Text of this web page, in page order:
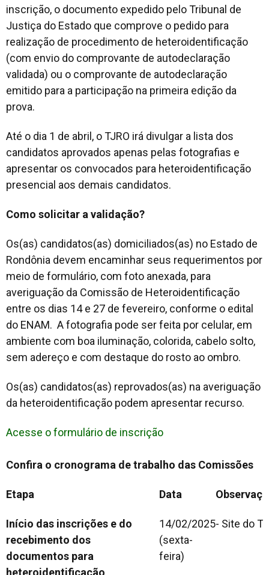
inscrição, o documento expedido pelo Tribunal de
Justiça do Estado que comprove o pedido para
realização de procedimento de heteroidentificação
(com envio do comprovante de autodeclaração
validada) ou o comprovante de autodeclaração
emitido para a participação na primeira edição da
prova.
Até o dia 1 de abril, o TJRO irá divulgar a lista dos
candidatos aprovados apenas pelas fotografias e
apresentar os convocados para heteroidentificação
presencial aos demais candidatos.
Como solicitar a validação?
Os(as) candidatos(as) domiciliados(as) no Estado de
Rondônia devem encaminhar seus requerimentos por
meio de formulário, com foto anexada, para
averiguação da Comissão de Heteroidentificação
entre os dias 14 e 27 de fevereiro, conforme o edital
do ENAM. A fotografia pode ser feita por celular, em
ambiente com boa iluminação, colorida, cabelo solto,
sem adereço e com destaque do rosto ao ombro.
Os(as) candidatos(as) reprovados(as) na averiguação
da heteroidentificação podem apresentar recurso.
Acesse o formulário de inscrição
Confira o cronograma de trabalho das Comissões
Etapa Data
Início das inscrições e do
recebimento dos
documentos para
heteroidentificação
14/02/2025
(sexta-
feira)
- Site do